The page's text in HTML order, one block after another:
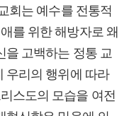
회는 예수를 전통적
를 위한 해방자로 왜
을 고백하는 정통 교
우리의 행위에 따라
스도의 모습을 여전